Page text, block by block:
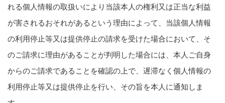
れる個人情報の取扱いにより当該本人の権利又は正当な利益
が害されるおそれがあるという理由によって、当該個人情報
の利用停止等又は提供停止の請求を受けた場合において、そ
のご請求に理由があることが判明した場合には、本人ご自身
からのご請求であることを確認の上で、遅滞なく個人情報の
利用停止等又は提供停止を行い、その旨を本人に通知しま